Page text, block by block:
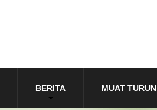
BERITA MUAT TURUN